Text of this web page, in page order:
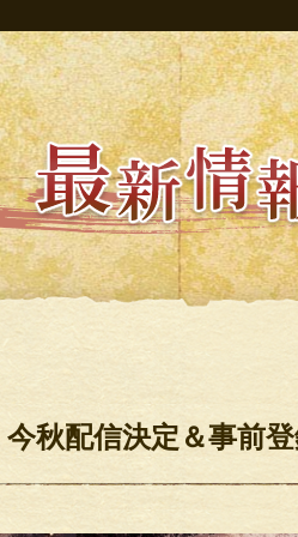
秋配信決定＆事前